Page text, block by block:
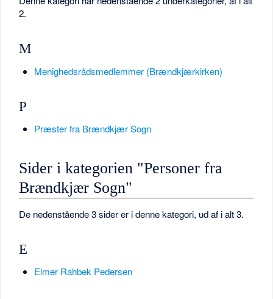
2.
M
Menighedsrådsmedlemmer (Brændkjærkirken)
P
Præster fra Brændkjær Sogn
Sider i kategorien "Personer fra
Brændkjær Sogn"
De nedenstående 3 sider er i denne kategori, ud af i alt 3.
E
Elmer Rahbek Pedersen